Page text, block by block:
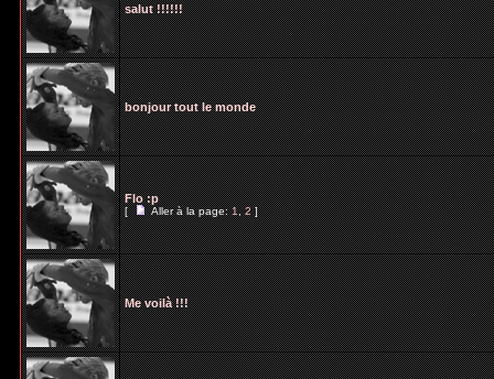
salut !!!!!!
bonjour tout le monde
Flo :p
[ Aller à la page:1,2]
Me voilà !!!